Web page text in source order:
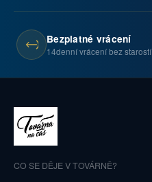
Bezplatné vrácení
14denní vrácení bez starostí
CO SE DĚJE V TOVÁRNĚ?